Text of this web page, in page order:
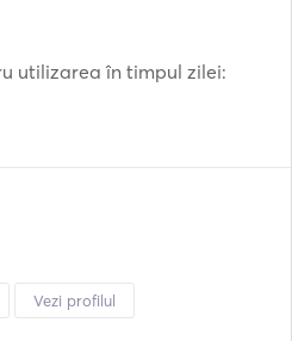
utilizarea în timpul zilei:
Vezi profilul